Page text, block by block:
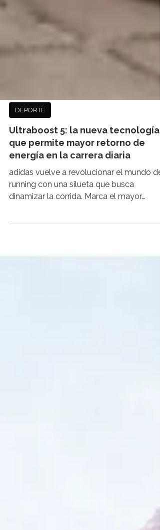
DEPORTE
Ultraboost 5: la nueva tecnología
que permite mayor retorno de
energía en la carrera diaria
adidas vuelve a revolucionar el mundo del
running con una silueta que busca
rediseño de la...